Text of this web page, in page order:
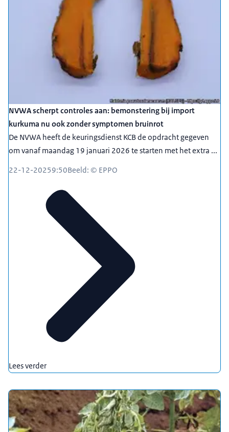
NVWA scherpt controles aan: bemonstering bij import
kurkuma nu ook zonder symptomen bruinrot
De NVWA heeft de keuringsdienst KCB de opdracht gegeven
om vanaf maandag 19 januari 2026 te starten met het extra ...
22-12-20259:50Beeld: © EPPO
Lees verder